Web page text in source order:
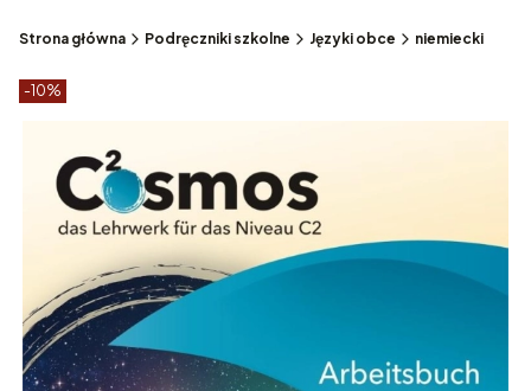
Strona główna Podręczniki szkolne Języki obce niemiecki
Etykiety produktu
-10%